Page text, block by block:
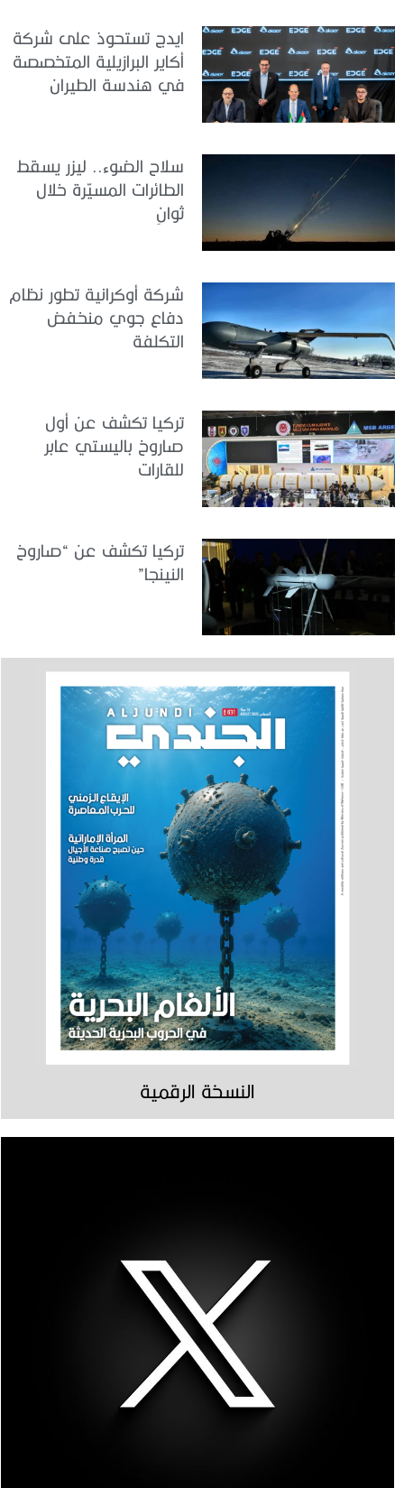
ايدج تستحوذ على شركة
أكاير البرازيلية المتخصصة
في هندسة الطيران
سلاح الضوء.. ليزر يسقط
الطائرات المسيّرة خلال
ثوانٍ
شركة أوكرانية تطور نظام
دفاع جوي منخفض
التكلفة
تركيا تكشف عن أول
صاروخ باليستي عابر
للقارات
تركيا تكشف عن “صاروخ
النينجا”
النسخة الرقمية